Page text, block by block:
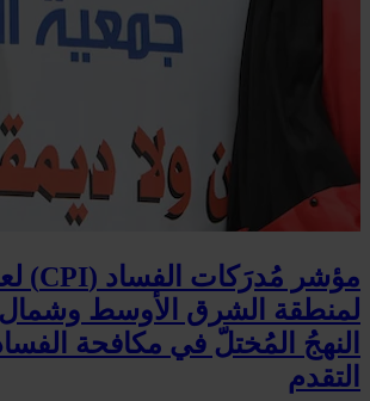
لمنطقة الشرق الأوسط وشمال
النهجُ المُختلّ في مكافحة
التقدم